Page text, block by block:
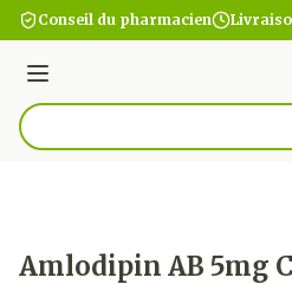
Aller au contenu
Conseil du pharmacien
Menu
Rechercher
Amlodipin AB 5mg